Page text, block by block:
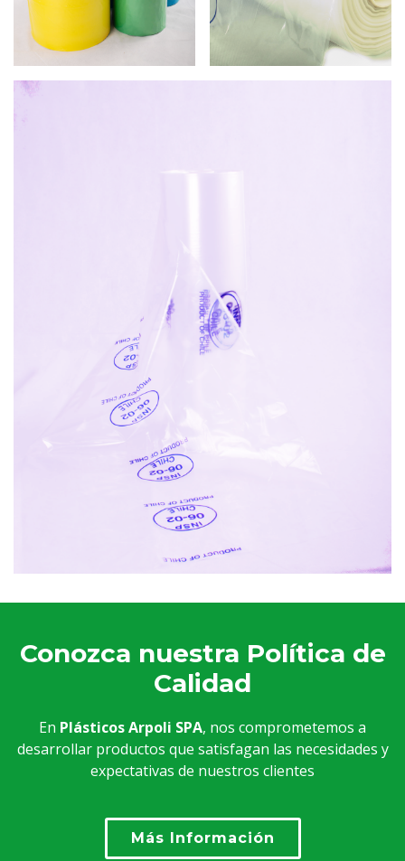
Conozca nuestra Política de
Calidad
En Plásticos Arpoli SPA, nos comprometemos a
desarrollar productos que satisfagan las necesidades y
expectativas de nuestros clientes
Más Información